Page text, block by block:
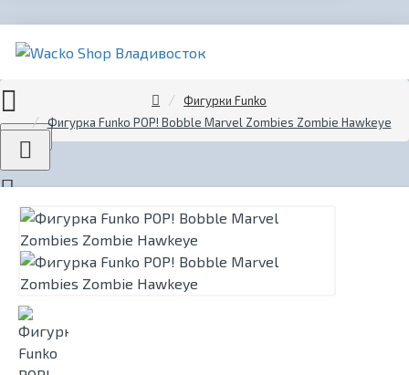
Menu
Фигурки Funko
Фигурка Funko POP! Bobble Marvel Zombies Zombie Hawkeye